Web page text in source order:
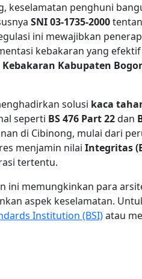
keselamatan penghuni
SNI 03-1735-2000
ini mewajibkan
kebakaran yang
Kebakaran Kabupaten Bogor
solusi kaca
seperti BS 476 Part 22dan
di Cibinong, mulai dari
menjamin nilai Integritas
tertentu.
ini memungkinkan para
aspek keselamatan.
Institution (BSI)atau